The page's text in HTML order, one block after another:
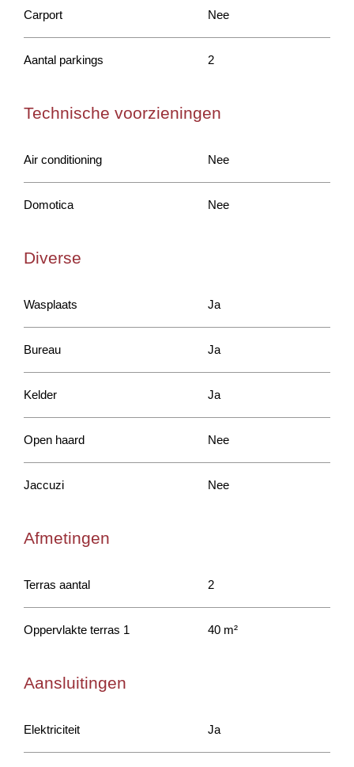
Carport Nee
Aantal parkings 2
Technische voorzieningen
Air conditioning Nee
Domotica Nee
Diverse
Wasplaats Ja
Bureau Ja
Kelder Ja
Open haard Nee
Jaccuzi Nee
Afmetingen
Terras aantal 2
Oppervlakte terras 1 40 m²
Aansluitingen
Elektriciteit Ja